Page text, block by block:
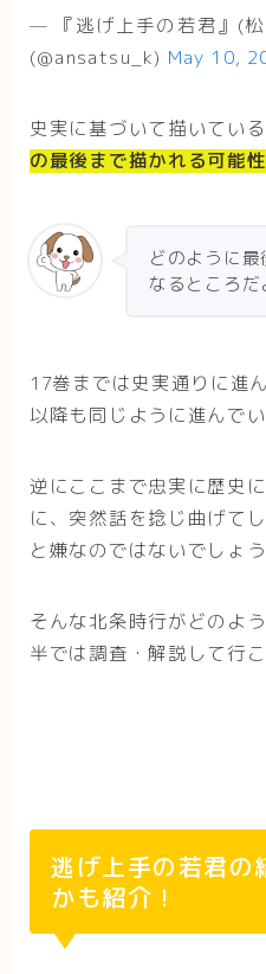
— 『逃げ上手の若君』(
(@ansatsu_k) May 10,
史実に基づいて描いてい
の最後まで描かれる可能
どのように
なるところだ
17巻までは史実通りに進
以降も同じように進んで
逆にここまで忠実に歴史
に、突然話を捻じ曲げて
と嫌なのではないでしょう
そんな北条時行がどのよ
半では調査・解説して行
逃げ上手の若君の
かも紹介！